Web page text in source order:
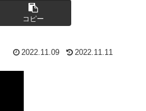
コピー
2022.11.09 2022.11.11